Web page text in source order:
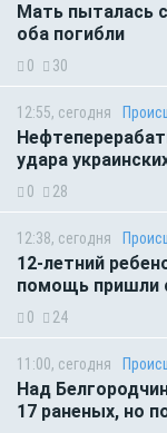
Мать пыталась
оба погибли
0 30
12:55, сегодня
удара
0 28
12:38, сегодня
12-летний
помощь пришли
0 24
11:00, сегодня
Над
17 раненых, но